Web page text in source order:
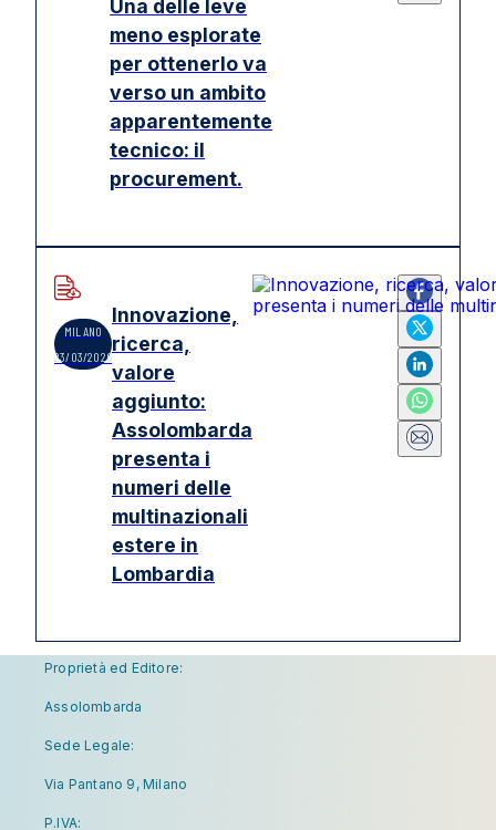
Una delle leve
meno esplorate
per ottenerlo va
verso un ambito
apparentemente
tecnico: il
procurement.
MILANO
23/03/2026
Innovazione,
ricerca,
valore
aggiunto:
Assolombarda
presenta i
numeri delle
multinazionali
estere in
Lombardia
Proprietà ed Editore:
Assolombarda
Sede Legale:
Via Pantano 9, Milano
P.IVA: